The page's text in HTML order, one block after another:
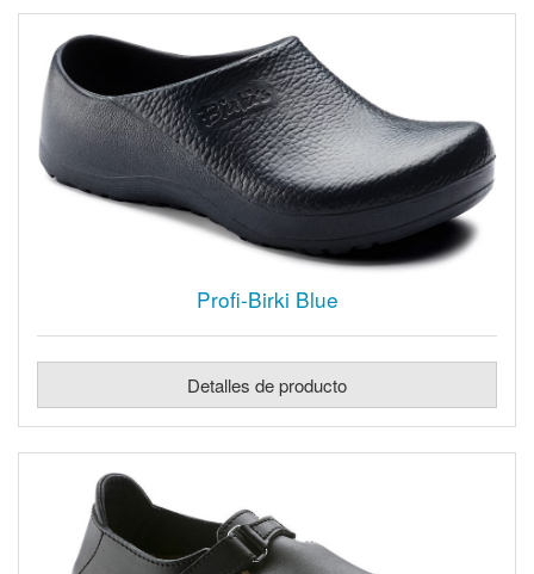
Profi-Birki Blue
Detalles de producto